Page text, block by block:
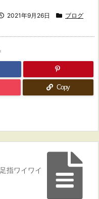
2021年9月26日 ブログ
Copy
足指ワイワイ